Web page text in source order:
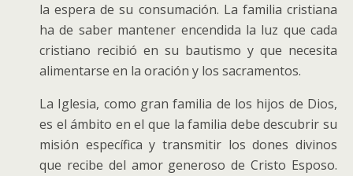
la espera de su consumación. La familia cristiana
ha de saber mantener encendida la luz que cada
cristiano recibió en su bautismo y que necesita
alimentarse en la oración y los sacramentos.
La Iglesia, como gran familia de los hijos de Dios,
es el ámbito en el que la familia debe descubrir su
misión específica y transmitir los dones divinos
que recibe del amor generoso de Cristo Esposo.